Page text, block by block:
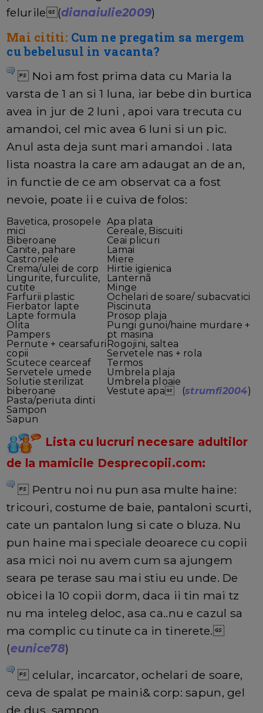
felurile(dianaiulie2009)
Mai cititi: Cum ne pregatim sa mergem
cu bebelusul in vacanta?
Noi am fost prima data cu Maria la
varsta de 1 an si 1 luna, iar bebe din burtica
avea in jur de 2 luni , apoi vara trecuta cu
amandoi, cel mic avea 6 luni si un pic.
Anul asta deja sunt mari amandoi . Iata
lista noastra la care am adaugat an de an,
in functie de ce am observat ca a fost
nevoie, poate ii e cuiva de folos:
Bavetica, prosopele
mici
Biberoane
Canite, pahare
Castronele
Crema/ulei de corp
Lingurite, furculite,
cutite
Farfurii plastic
Fierbator lapte
Lapte formula
Olita
Pampers
Pernute + cearsafuri
copii
Scutece cearceaf
Servetele umede
Solutie sterilizat
biberoane
Pasta/periuta dinti
Sampon
Sapun
Apa plata
Cereale, Biscuiti
Ceai plicuri
Lamai
Miere
Hirtie igienica
Lanternã
Minge
Ochelari de soare/ subacvatici
Piscinuta
Prosop plaja
Pungi gunoi/haine murdare +
pt masina
Rogojini, saltea
Servetele nas + rola
Termos
Umbrela plaja
Umbrela ploaie
Vestute apa (strumfi2004)
Lista cu lucruri necesare adultilor
de la mamicile Desprecopii.com:
Pentru noi nu pun asa multe haine:
tricouri, costume de baie, pantaloni scurti,
cate un pantalon lung si cate o bluza. Nu
pun haine mai speciale deoarece cu copii
asa mici noi nu avem cum sa ajungem
seara pe terase sau mai stiu eu unde. De
obicei la 10 copii dorm, daca ii tin mai tz
nu ma inteleg deloc, asa ca..nu e cazul sa
ma complic cu tinute ca in tinerete.
(eunice78)
celular, incarcator, ochelari de soare,
ceva de spalat pe maini& corp: sapun, gel
de dus, sampon